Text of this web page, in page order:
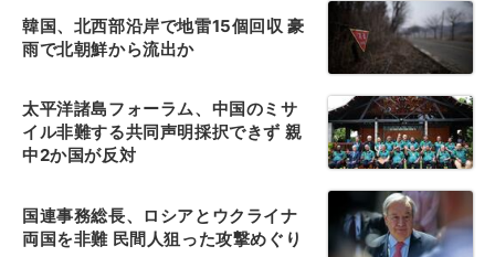
韓国、北西部沿岸で地雷15個回収 豪
雨で北朝鮮から流出か
太平洋諸島フォーラム、中国のミサ
イル非難する共同声明採択できず 親
中2か国が反対
国連事務総長、ロシアとウクライナ
両国を非難 民間人狙った攻撃めぐり